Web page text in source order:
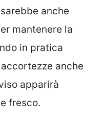
anche
mantenere la
in pratica
anche
apparirà
fresco.